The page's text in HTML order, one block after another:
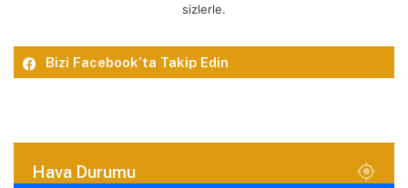
sizlerle.
Bizi Facebook’ta Takip Edin
Hava Durumu